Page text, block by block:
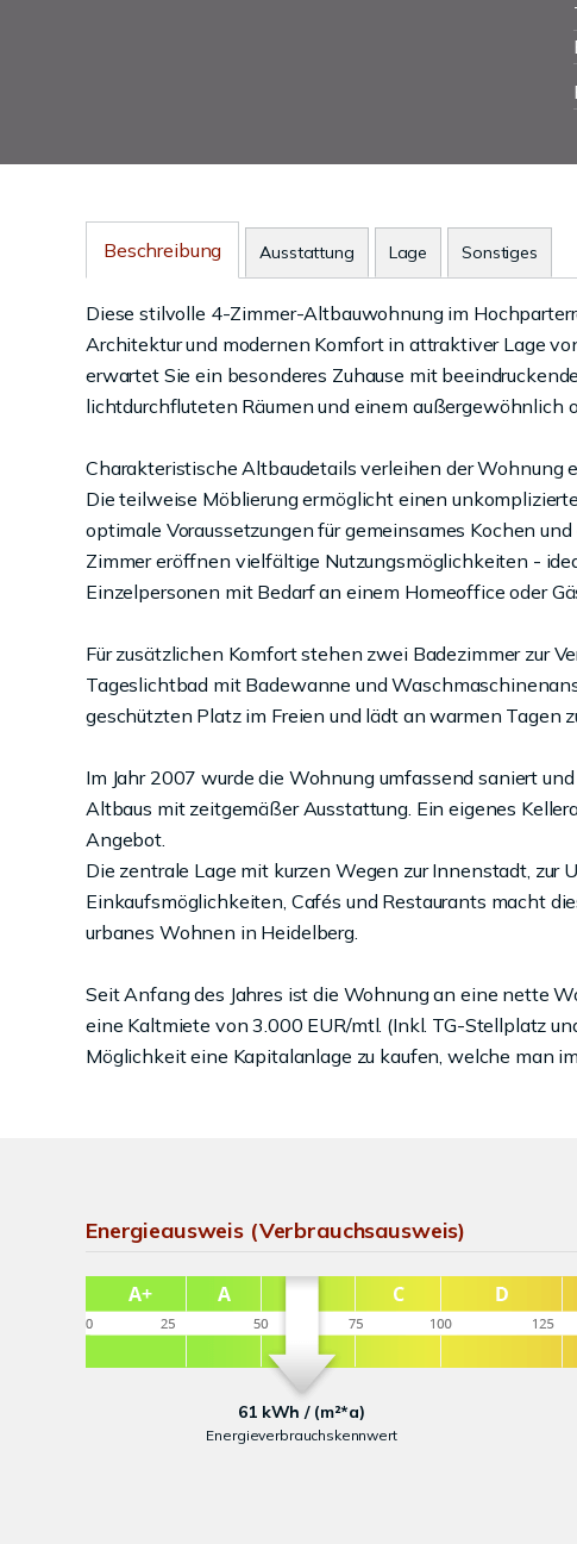
Beschreibung Ausstattung Lage Sonstiges
Diese stilvolle 4-Zimmer-Altbauwohnung im
Architektur und modernen Komfort in attraktiver Lage
erwartet Sie ein besonderes Zuhause mit
lichtdurchfluteten Räumen und einem außergewöhnlich
Charakteristische Altbaudetails verleihen der Wohnung
Die teilweise Möblierung ermöglicht einen
optimale Voraussetzungen für gemeinsames Kochen
Zimmer eröffnen vielfältige Nutzungsmöglichkeiten -
Einzelpersonen mit Bedarf an einem Homeoffice oder
Für zusätzlichen Komfort stehen zwei Badezimmer zur
Tageslichtbad mit Badewanne und
geschützten Platz im Freien und lädt an warmen Tagen
Im Jahr 2007 wurde die Wohnung umfassend saniert
Altbaus mit zeitgemäßer Ausstattung. Ein eigenes
Angebot.
Die zentrale Lage mit kurzen Wegen zur Innenstadt, zur
Einkaufsmöglichkeiten, Cafés und Restaurants macht
urbanes Wohnen in Heidelberg.
Seit Anfang des Jahres ist die Wohnung an eine nette
eine Kaltmiete von 3.000 EUR/mtl. (Inkl. TG-Stellplatz
Möglichkeit eine Kapitalanlage zu kaufen, welche man
Energieausweis (Verbrauchsausweis)
61 kWh / (m²*a)
Energieverbrauchskennwert